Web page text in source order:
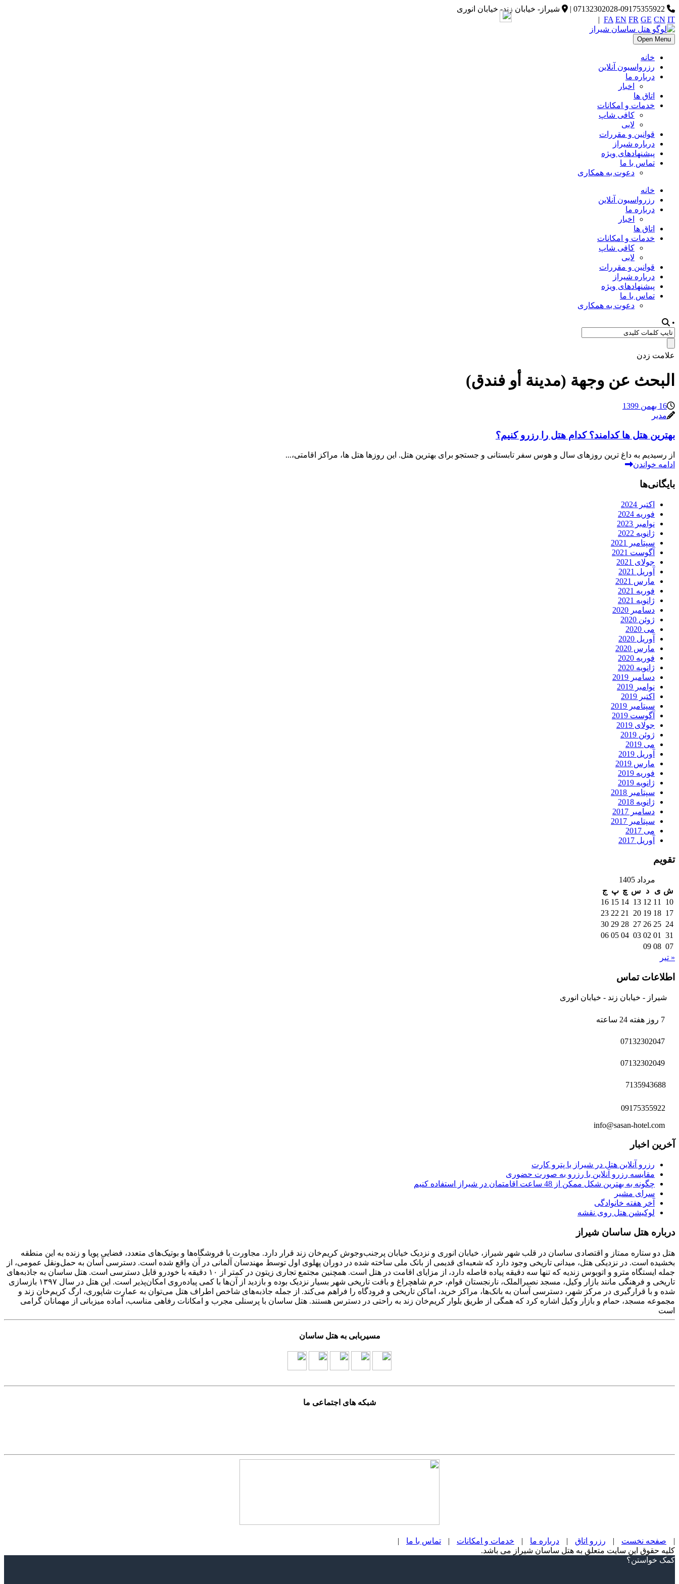
|
شیراز- خیابان زند- خیابان انوری
FA EN FR GE CN IT
|
Open Menu
خانه
رزرواسیون آنلاین
درباره ما
اخبار
اتاق ها
خدمات و امکانات
کافی شاپ
لابی
قوانین و مقررات
درباره شیراز
پیشنهادهای ویژه
تماس با ما
دعوت به همکاری
خانه
رزرواسیون آنلاین
درباره ما
اخبار
اتاق ها
خدمات و امکانات
کافی شاپ
لابی
قوانین و مقررات
درباره شیراز
پیشنهادهای ویژه
تماس با ما
دعوت به همکاری
•
علامت زدن
البحث عن وجهة (مدينة أو فندق)
16 بهمن 1399
مدیر
بهترین هتل ها کدامند؟ کدام هتل را رزرو کنیم؟
از رسیدیم به داغ ترین روزهای سال و هوس سفر تابستانی و جستجو برای بهترین هتل. این روزها هتل ها، مراکز اقامتی،...
ادامه خواندن
بایگانی‌ها
اکتبر 2024
فوریه 2024
نوامبر 2023
ژانویه 2022
سپتامبر 2021
آگوست 2021
جولای 2021
آوریل 2021
مارس 2021
فوریه 2021
ژانویه 2021
دسامبر 2020
ژوئن 2020
می 2020
آوریل 2020
مارس 2020
فوریه 2020
ژانویه 2020
دسامبر 2019
نوامبر 2019
اکتبر 2019
سپتامبر 2019
آگوست 2019
جولای 2019
ژوئن 2019
می 2019
آوریل 2019
مارس 2019
فوریه 2019
ژانویه 2019
سپتامبر 2018
ژانویه 2018
دسامبر 2017
سپتامبر 2017
می 2017
آوریل 2017
تقویم
مرداد 1405
ش ی د س چ پ ج
10
11
12
13
14
15
16
17
18
19
20
21
22
23
24
25
26
27
28
29
30
31
01
02
03
04
05
06
07
08
09
« تیر
اطلاعات تماس
شیراز - خیابان زند - خیابان انوری
آخرین اخبار
رزرو آنلاین هتل در شیراز با پترو کارت
مقایسه رزرو آنلاین با رزرو به صورت حضوری
چگونه به بهترین شکل ممکن از 48 ساعت اقامتمان در شیراز استفاده کنیم
سرای مشیر
آخر هفته خانوادگی
لوکیشن هتل روی نقشه
درباره هتل ساسان شیراز
هتل دو ستاره ممتاز و اقتصادی ساسان در قلب شهر شیراز، خیابان انوری و نزدیک خیابان پرجنب‌وجوش کریم‌خان زند قرار دارد. مجاورت با فروشگاه‌ها و بوتیک‌های متعدد، فضایی پویا و زنده به این منطقه
بخشیده است. در نزدیکی هتل، میدانی تاریخی وجود دارد که شعبه‌ای قدیمی از بانک ملی ساخته شده در دوران پهلوی اول توسط مهندسان آلمانی در آن واقع شده است. دسترسی آسان به حمل‌ونقل عمومی، از
جمله ایستگاه مترو و اتوبوس زندیه که تنها سه دقیقه پیاده فاصله دارد، از مزایای اقامت در هتل است. همچنین مجتمع تجاری زیتون در کمتر از ۱۰ دقیقه با خودرو قابل دسترسی است. هتل ساسان به جاذبه‌های
تاریخی و فرهنگی مانند بازار وکیل، مسجد نصیرالملک، نارنجستان قوام، حرم شاهچراغ و بافت تاریخی شهر بسیار نزدیک بوده و بازدید از آن‌ها با کمی پیاده‌روی امکان‌پذیر است. این هتل در سال ۱۳۹۷ بازسازی
شده و با قرارگیری در مرکز شهر، دسترسی آسان به بانک‌ها، مراکز خرید، اماکن تاریخی و فرودگاه را فراهم می‌کند. از جمله جاذبه‌های شاخص اطراف هتل می‌توان به عمارت شاپوری، ارگ کریم‌خان زند و
مجموعه مسجد، حمام و بازار وکیل اشاره کرد که همگی از طریق بلوار کریم‌خان زند به راحتی در دسترس هستند. هتل ساسان با پرسنلی مجرب و امکانات رفاهی مناسب، آماده میزبانی از مهمانان گرامی
است
مسیربابی به هتل ساسان
شبکه های اجتماعی ما
| صفحه نخست | رزرو اتاق | درباره ما | خدمات و امکانات | تماس با ما
|
کلیه حقوق این سایت متعلق به هتل ساسان شیراز می باشد.
Scroll
کمک خواستن؟